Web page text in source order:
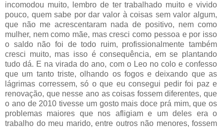
incomodou muito, lembro de ter trabalhado muito e vivido
pouco, quem sabe por dar valor à coisas sem valor algum,
que não me acrescentaram nada de positivo, nem como
mulher, nem como mãe, mas cresci como pessoa e por isso
o saldo não foi de todo ruim, profissionalmente também
cresci muito, mas isso é consequência, em se plantando
tudo dá. E na virada do ano, com o Leo no colo e confesso
que um tanto triste, olhando os fogos e deixando que as
lágrimas corressem, só o que eu consegui pedir foi paz e
renovação, que nesse ano as coisas fossem diferentes, que
o ano de 2010 tivesse um gosto mais doce prá mim, que os
problemas maiores que nos afligiam e um deles era o
trabalho do meu marido, entre outros não menores, fossem